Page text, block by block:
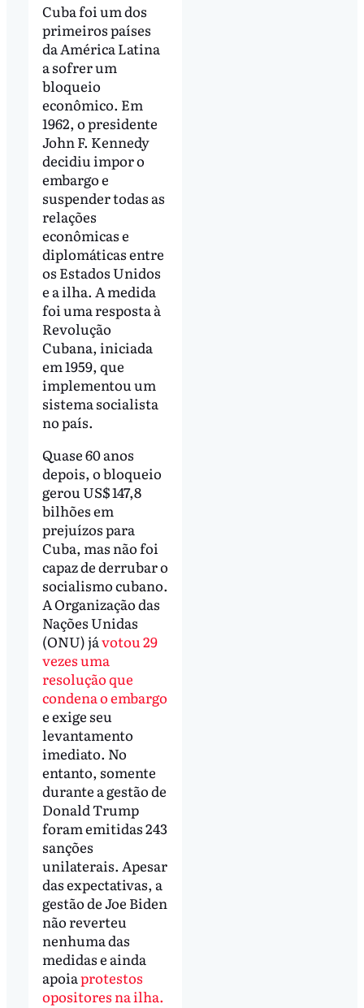
Cuba foi um dos
primeiros países
da América Latina
a sofrer um
bloqueio
econômico. Em
1962, o presidente
John F. Kennedy
decidiu impor o
embargo e
suspender todas as
relações
econômicas e
diplomáticas entre
os Estados Unidos
e a ilha. A medida
foi uma resposta à
Revolução
Cubana, iniciada
em 1959, que
implementou um
sistema socialista
no país.
Quase 60 anos
depois, o bloqueio
gerou US$ 147,8
bilhões em
prejuízos para
Cuba, mas não foi
capaz de derrubar o
socialismo cubano.
A Organização das
Nações Unidas
(ONU) jávotou 29
vezes uma
resolução que
condena o embargo
e exige seu
levantamento
imediato. No
entanto, somente
durante a gestão de
Donald Trump
foram emitidas 243
sanções
unilaterais. Apesar
das expectativas, a
gestão de Joe Biden
não reverteu
nenhuma das
medidas e ainda
apoiaprotestos
opositores na ilha.